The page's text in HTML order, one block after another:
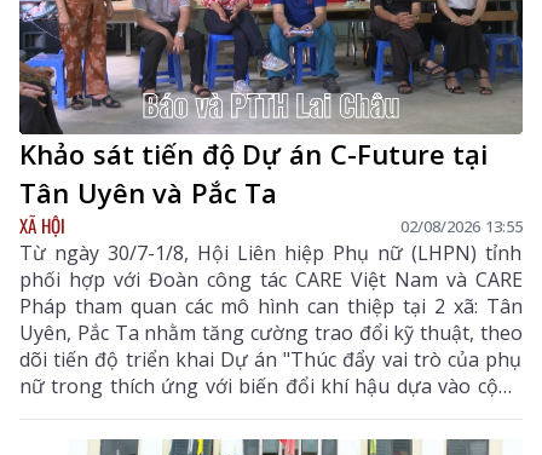
Khảo sát tiến độ Dự án C-Future tại
Tân Uyên và Pắc Ta
XÃ HỘI 02/08/2026 13:55
Từ ngày 30/7-1/8, Hội Liên hiệp Phụ nữ (LHPN) tỉnh
phối hợp với Đoàn công tác CARE Việt Nam và CARE
Pháp tham quan các mô hình can thiệp tại 2 xã: Tân
Uyên, Pắc Ta nhằm tăng cường trao đổi kỹ thuật, theo
dõi tiến độ triển khai Dự án "Thúc đẩy vai trò của phụ
nữ trong thích ứng với biến đổi khí hậu dựa vào cộng
đồng (C-Future)" được UBND tỉnh phê duyệt theo
Quyết định số 400/QĐ-UBND ngày 27/2/2025.